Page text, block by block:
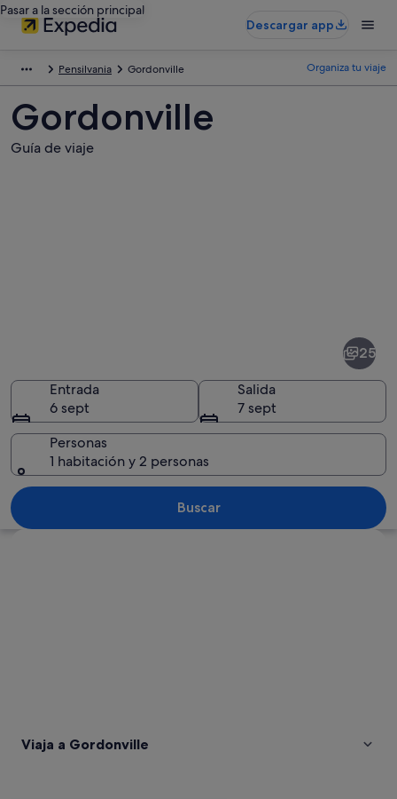
Pasar a la sección principal
Descargar app
Pensilvania Gordonville Organiza tu viaje
Gordonville
Guía de viaje
Un extenso campo de maíz con un
25
Entrada
6 sept
Salida
7 sept
Personas
1 habitación y 2 personas
Buscar
Viaja a Gordonville